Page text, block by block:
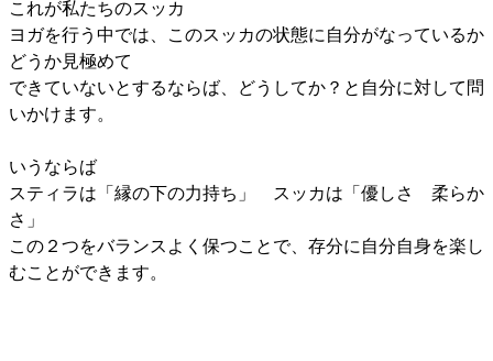
これが私たちのスッカ
ヨガを行う中では、このスッカの状態に自分がなっているか
どうか見極めて
できていないとするならば、どうしてか？と自分に対して問
いかけます。
いうならば
スティラは「縁の下の力持ち」 スッカは「優しさ 柔らか
さ」
この２つをバランスよく保つことで、存分に自分自身を楽し
むことができます。